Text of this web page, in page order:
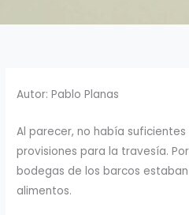
Autor: Pablo Planas
Al parecer, no había
provisiones para la travesía.
bodegas de los barcos
alimentos.